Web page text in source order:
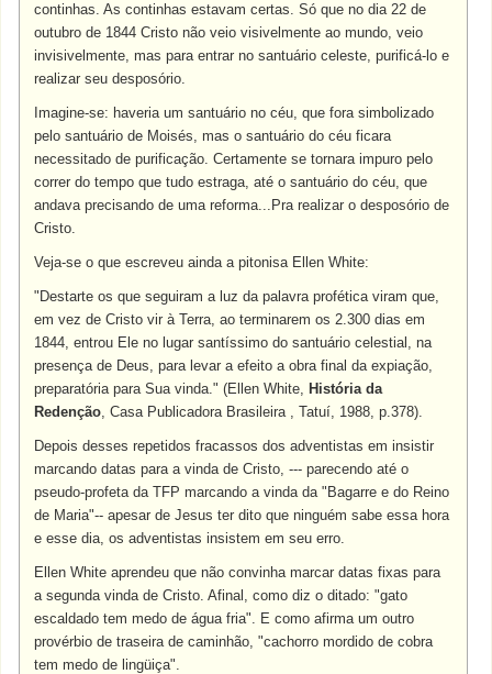
continhas. As continhas estavam certas. Só que no dia 22 de
outubro de 1844 Cristo não veio visivelmente ao mundo, veio
invisivelmente, mas para entrar no santuário celeste, purificá-lo e
realizar seu desposório.
Imagine-se: haveria um santuário no céu, que fora simbolizado
pelo santuário de Moisés, mas o santuário do céu ficara
necessitado de purificação. Certamente se tornara impuro pelo
correr do tempo que tudo estraga, até o santuário do céu, que
andava precisando de uma reforma...Pra realizar o desposório de
Cristo.
Veja-se o que escreveu ainda a pitonisa Ellen White:
"Destarte os que seguiram a luz da palavra profética viram que,
em vez de Cristo vir à Terra, ao terminarem os 2.300 dias em
1844, entrou Ele no lugar santíssimo do santuário celestial, na
presença de Deus, para levar a efeito a obra final da expiação,
preparatória para Sua vinda." (Ellen White, História da
Redenção, Casa Publicadora Brasileira , Tatuí, 1988, p.378).
Depois desses repetidos fracassos dos adventistas em insistir
marcando datas para a vinda de Cristo, --- parecendo até o
pseudo-profeta da TFP marcando a vinda da "Bagarre e do Reino
de Maria"-- apesar de Jesus ter dito que ninguém sabe essa hora
e esse dia, os adventistas insistem em seu erro.
Ellen White aprendeu que não convinha marcar datas fixas para
a segunda vinda de Cristo. Afinal, como diz o ditado: "gato
escaldado tem medo de água fria". E como afirma um outro
provérbio de traseira de caminhão, "cachorro mordido de cobra
tem medo de lingüiça".